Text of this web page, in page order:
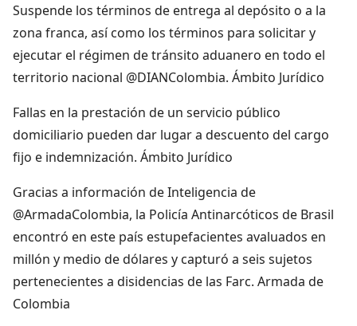
Suspende los términos de entrega al depósito o a la
zona franca, así como los términos para solicitar y
ejecutar el régimen de tránsito aduanero en todo el
territorio nacional @DIANColombia. Ámbito Jurídico
Fallas en la prestación de un servicio público
domiciliario pueden dar lugar a descuento del cargo
fijo e indemnización. Ámbito Jurídico
Gracias a información de Inteligencia de
@ArmadaColombia, la Policía Antinarcóticos de Brasil
encontró en este país estupefacientes avaluados en
millón y medio de dólares y capturó a seis sujetos
pertenecientes a disidencias de las Farc. Armada de
Colombia